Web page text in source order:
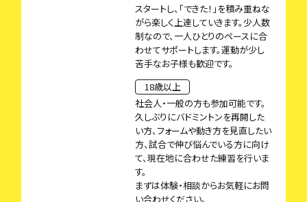
スタートし、「できた！」を積み重ねな
がら楽しく上達していきます。少人数
制なので、一人ひとりのペースに合
わせてサポートします。運動が少し
苦手なお子様も歓迎です。
18歳以上
社会人・一般の方も参加可能です。
久しぶりにバドミントンを再開した
い方、フォームや動き方を見直したい
方、試合で伸び悩んでいる方に向け
て、現在地に合わせた練習を行いま
す。
まずは体験・相談からお気軽にお問
い合わせください。